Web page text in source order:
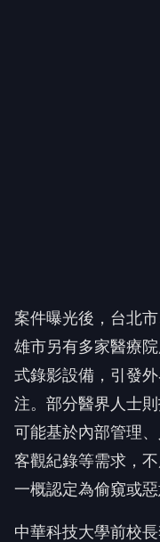
案件曝光後，台北
雄市另有多家醫療
式錄影設備，引發
注。部分醫界人士
可能基於內部管理
客觀紀錄等需求，
一概認定為偷窺或惡
中華科技大學前校